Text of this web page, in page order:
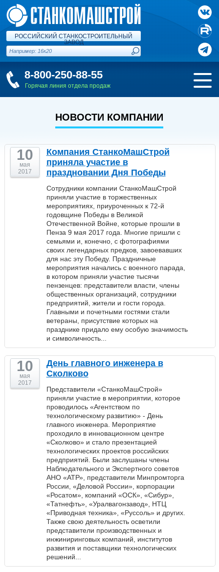
РОССИЙСКИЙ СТАНКОСТРОИТЕЛЬНЫЙ
ЗАВОД
8-800-250-88-55
Горячая линия отдела продаж
НОВОСТИ КОМПАНИИ
10
мая
2017
Компания СтанкоМашСтрой
приняла участие в
праздновании Дня Победы
Сотрудники компании СтанкоМашСтрой
приняли участие в торжественных
мероприятиях, приуроченных к 72-й
годовщине Победы в Великой
Отечественной Войне, которые прошли в
Пенза 9 мая 2017 года. Многие пришли с
семьями и, конечно, с фотографиями
своих легендарных предков, завоевавших
для нас эту Победу. Праздничные
мероприятия начались с военного парада,
в котором приняли участие тысячи
пензенцев: представители власти, члены
общественных организаций, сотрудники
предприятий, жители и гости города.
Главными и почетными гостями стали
ветераны, присутствие которых на
празднике придало ему особую значимость
и символичность...
10
мая
2017
День главного инженера в
Сколково
Представители «СтанкоМашСтрой»
приняли участие в мероприятии, которое
проводилось «Агентством по
технологическому развитию» - День
главного инженера. Мероприятие
проходило в инновационном центре
«Сколково» и стало презентацией
технологических проектов российских
предприятий. Были заслушаны члены
Наблюдательного и Экспертного советов
АНО «АТР», представители Минпромторга
России, «Деловой России», корпорации
«Росатом», компаний «ОСК», «Сибур»,
«Татнефть», «Уралвагонзавод», НТЦ
«Приводная техника», «Руссоль» и других.
Также свою деятельность осветили
представители производственных и
инжиниринговых компаний, институтов
развития и поставщики технологических
решений...